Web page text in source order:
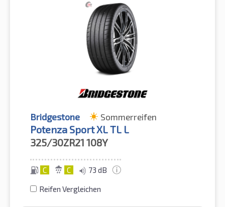
Bridgestone Sommerreifen
Potenza Sport XL TL L
325/30ZR21 108Y
C C 73 dB
Reifen Vergleichen